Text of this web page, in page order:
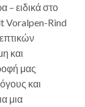
– ειδικά στο
Voralpen-Rind
και
μας
και
μια